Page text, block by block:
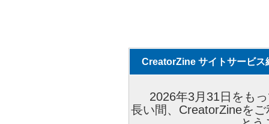
CreatorZine サイトサービス
2026年3月31日をも
長い間、CreatorZineを